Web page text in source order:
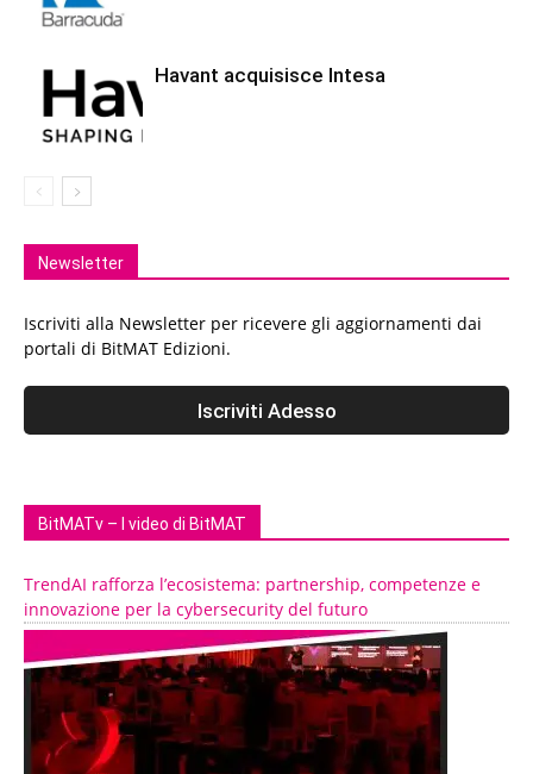
Havant acquisisce Intesa
Newsletter
Iscriviti alla Newsletter per ricevere gli aggiornamenti dai
portali di BitMAT Edizioni.
BitMATv – I video di BitMAT
TrendAI rafforza l’ecosistema: partnership, competenze e
innovazione per la cybersecurity del futuro